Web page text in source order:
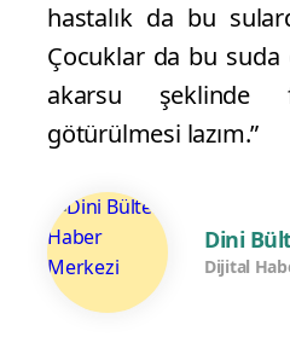
hastalık da bu
Çocuklar da bu suda
akarsu
götürülmesi lazım.”
Dini
Dijital